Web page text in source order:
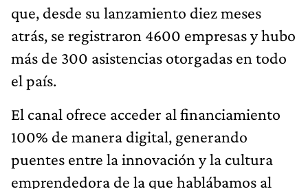
que, desde su lanzamiento diez meses
atrás, se registraron 4600 empresas y hubo
más de 300 asistencias otorgadas en todo
el país.
El canal ofrece acceder al financiamiento
100% de manera digital, generando
puentes entre la innovación y la cultura
emprendedora de la que hablábamos al